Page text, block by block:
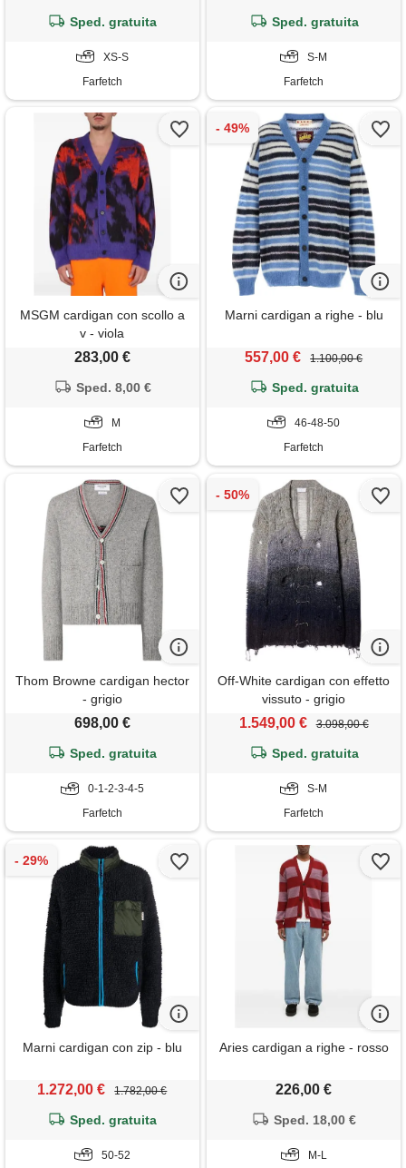
Sped. gratuita
XS-S
Farfetch
Sped. gratuita
S-M
Farfetch
MSGM cardigan con scollo a
v - viola
283,00 €
Sped. 8,00 €
M
Farfetch
Marni cardigan a righe - blu
557,00 € 1.100,00 €
Sped. gratuita
46-48-50
Farfetch
Thom Browne cardigan hector
- grigio
698,00 €
Sped. gratuita
0-1-2-3-4-5
Farfetch
Off-White cardigan con effetto
vissuto - grigio
1.549,00 € 3.098,00 €
Sped. gratuita
S-M
Farfetch
Marni cardigan con zip - blu
1.272,00 € 1.782,00 €
Sped. gratuita
50-52
Aries cardigan a righe - rosso
226,00 €
Sped. 18,00 €
M-L